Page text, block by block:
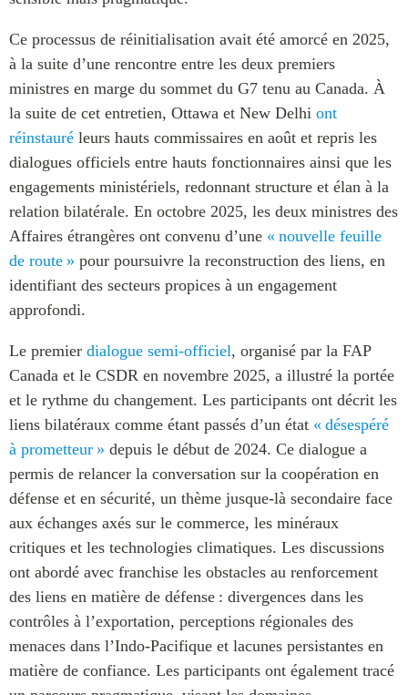
i-LEAD
NETWORKS
CanWIN
ABLAC
ABAC
APEC
PECC
CSCAP
Institutional Partners
APEC-Canada Growing
(MSMEs)
Ce processus de réinitialisation avait été amorcé en 2025,
à la suite d’une rencontre entre les deux premiers
ministres en marge du sommet du G7 tenu au Canada. À
la suite de cet entretien, Ottawa et New Delhi ont
réinstauré leurs hauts commissaires en août et repris les
dialogues officiels entre hauts fonctionnaires ainsi que les
engagements ministériels, redonnant structure et élan à la
relation bilatérale. En octobre 2025, les deux ministres des
Affaires étrangères ont convenu d’une « nouvelle feuille
de route » pour poursuivre la reconstruction des liens, en
identifiant des secteurs propices à un engagement
approfondi.
Le premier dialogue semi-officiel, organisé par la FAP
Canada et le CSDR en novembre 2025, a illustré la portée
et le rythme du changement. Les participants ont décrit les
liens bilatéraux comme étant passés d’un état « désespéré
à prometteur » depuis le début de 2024. Ce dialogue a
permis de relancer la conversation sur la coopération en
défense et en sécurité, un thème jusque-là secondaire face
aux échanges axés sur le commerce, les minéraux
critiques et les technologies climatiques. Les discussions
ont abordé avec franchise les obstacles au renforcement
des liens en matière de défense : divergences dans les
contrôles à l’exportation, perceptions régionales des
menaces dans l’Indo-Pacifique et lacunes persistantes en
matière de confiance. Les participants ont également tracé